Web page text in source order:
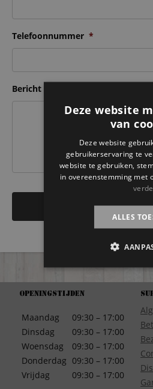
Telefoonnummer *
Bericht
Openingstijden
Maandag
Dinsdag
Woensdag
Donderdag
Vrijdag
09:30 – 17:00
09:30 – 17:00
09:30 – 17:00
09:30 – 17:00
09:30 – 17:00
Deze website
van
Deze website
gebruikerservaring te
website te gebruiken,
in overeenstemming met
ALLES